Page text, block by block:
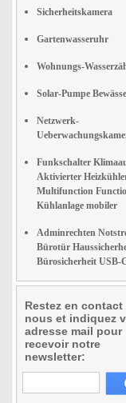
Sicherheitskamera
Gartenwasseruhr
Wohnungs-
Solar-Pumpe
Netzwerk-
Funkschalter
Aktivierter
Multifunction
Kühlanlage mobiler
Adminrechten
Bürotür
Bürosicherheit USB-
Restez en contact
nous et indiquez
adresse mail pour
recevoir notre
newsletter: